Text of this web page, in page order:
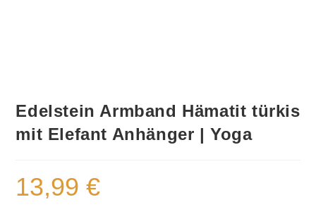
Edelstein Armband Hämatit türkis
mit Elefant Anhänger | Yoga
13,99€